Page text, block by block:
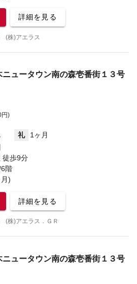
詳細を見る
(株)アエラス
ニュータウン南の森壱番街１３号
円)
礼
1ヶ月
徒歩9分
階
)
詳細を見る
(株)アエラス．ＧＲ
ニュータウン南の森壱番街１３号